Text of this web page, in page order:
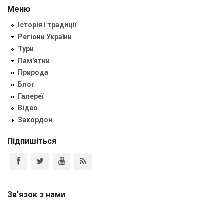
Меню
Історія і традиції
Регіони України
Тури
Пам'ятки
Природа
Блог
Галереї
Відео
Закордон
Підпишіться
Зв'язок з нами